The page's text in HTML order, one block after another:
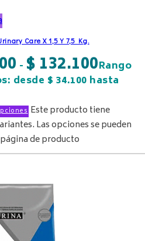
Care X 1,5 Y 7,5 Kg.
- $132.100Rango
desde $ 34.100 hasta
Este producto tiene
Las opciones se pueden
de producto